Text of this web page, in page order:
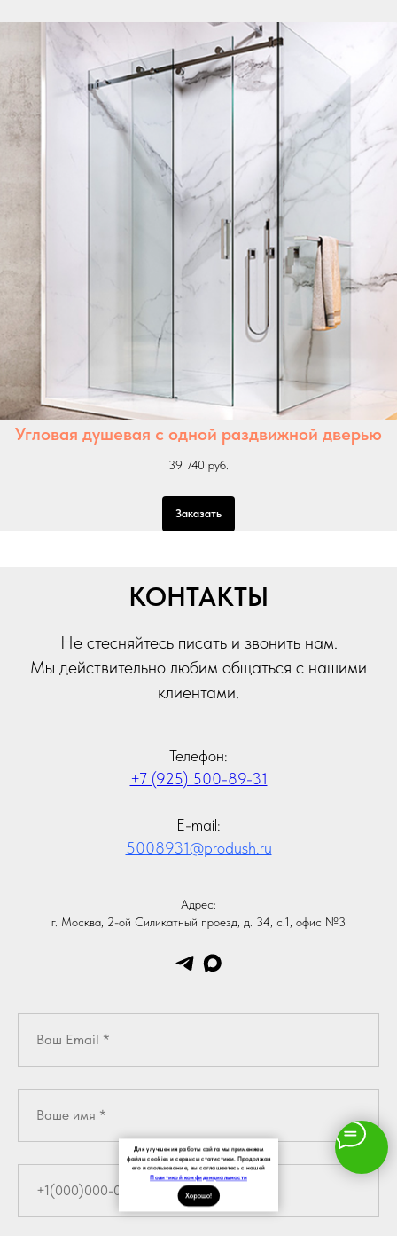
Угловая душевая с одной раздвижной дверью
39 740 руб.
Заказать
КОНТАКТЫ
Не стесняйтесь писать и звонить нам.
Мы действительно любим общаться с нашими
клиентами.
Телефон:
+7 (925) 500-89-31
E-mail:
5008931@prodush.ru
Адрес:
г. Москва, 2-ой Силикатный проезд, д. 34, с.1, офис №3
Для улучшения работы сайта мы применяем
файлы cookies и сервисы статистики. Продолжая
его использование, вы соглашаетесь с нашей
Политикой конфиденциальности
Хорошо!